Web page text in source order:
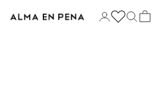
Alma en Pena
Iniciar sesión
Buscar
Cesta